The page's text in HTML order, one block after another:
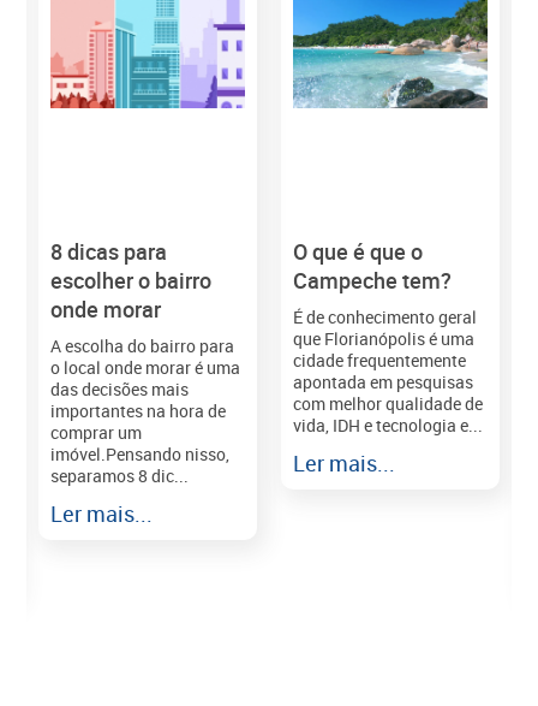
8 dicas para
escolher o bairro
onde morar
A escolha do bairro para
o local onde morar é uma
das decisões mais
importantes na hora de
comprar um
imóvel.Pensando nisso,
separamos 8 dic...
Ler mais...
O que é que o
Campeche tem?
É de conhecimento geral
que Florianópolis é uma
cidade frequentemente
apontada em pesquisas
com melhor qualidade de
vida, IDH e tecnologia e...
Ler mais...